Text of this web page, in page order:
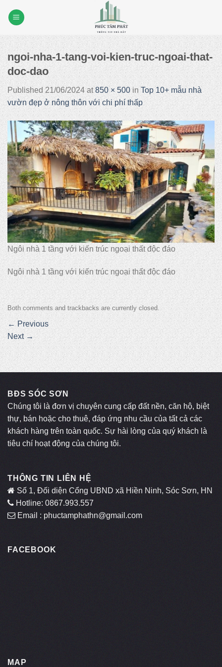
ngoi-nha-1-tang-voi-kien-truc-ngoai-that-
doc-dao
Published 21/06/2024 at 850 × 500 in Top 10+ mẫu nhà
vườn đẹp ở nông thôn với chi phí thấp
Ngôi nhà 1 tầng với kiến trúc ngoại thất độc đáo
Ngôi nhà 1 tầng với kiến trúc ngoại thất độc đáo
Both comments and trackbacks are currently closed.
← Previous
Next →
BĐS SÓC SƠN
Chúng tôi là đơn vị chuyên cung cấp đất nền, căn hộ, biệt
thự, bán hoặc cho thuê, đáp ứng nhu cầu của tất cả các
khách hàng trên toàn quốc. Sự hài lòng của quý khách là
tiêu chí hoạt động của chúng tôi.
THÔNG TIN LIÊN HỆ
Số 1, Đối diện Cổng UBND xã Hiền Ninh, Sóc Sơn, HN
Hotline: 0867.993.557
Email : phuctamphathn@gmail.com
FACEBOOK
MAP